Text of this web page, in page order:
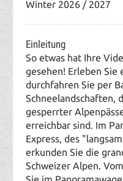
Winter 2026 / 2027
Einleitung
So etwas hat Ihre
gesehen! Erleben Sie
durchfahren Sie per
Schneelandschaften,
gesperrter
erreichbar sind. Im
Express, des
erkunden Sie die
Schweizer Alpen.